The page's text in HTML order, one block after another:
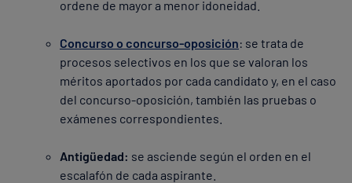
ordene de mayor a menor idoneidad.
Concurso o concurso-oposición: se trata de
procesos selectivos en los que se valoran los
méritos aportados por cada candidato y, en el caso
del concurso-oposición, también las pruebas o
exámenes correspondientes.
Antigüedad: se asciende según el orden en el
escalafón de cada aspirante.